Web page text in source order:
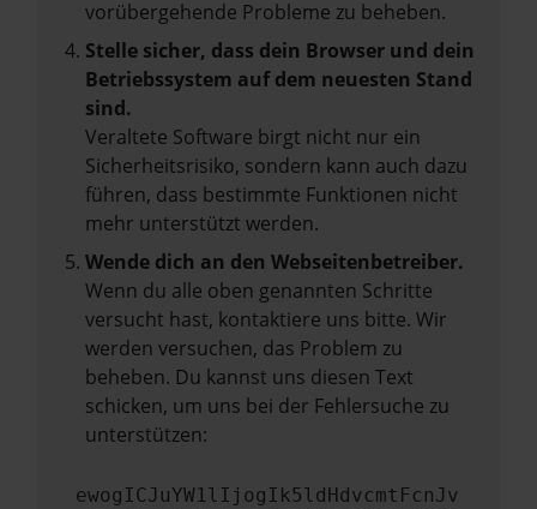
vorübergehende Probleme zu beheben.
Stelle sicher, dass dein Browser und dein
Betriebssystem auf dem neuesten Stand
sind.
Veraltete Software birgt nicht nur ein
Sicherheitsrisiko, sondern kann auch dazu
führen, dass bestimmte Funktionen nicht
mehr unterstützt werden.
Wende dich an den Webseitenbetreiber.
Wenn du alle oben genannten Schritte
versucht hast, kontaktiere uns bitte. Wir
werden versuchen, das Problem zu
beheben. Du kannst uns diesen Text
schicken, um uns bei der Fehlersuche zu
unterstützen:
ewogICJuYW1lIjogIk5ldHdvcmtFcnJv